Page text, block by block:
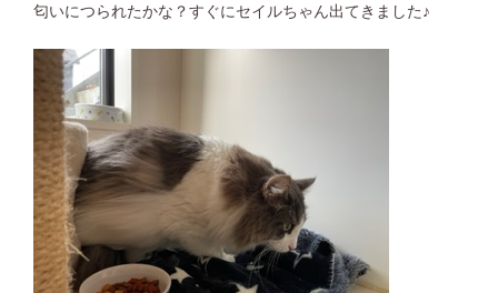
匂いにつられたかな？すぐにセイルちゃん出てきました♪